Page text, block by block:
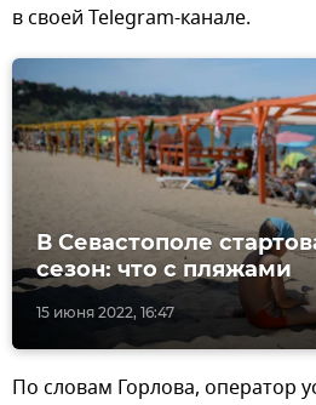
в своей Telegram-канале.
15 июня 2022, 16:47
В Севастополе
сезон: что с пляжами
По словам Горлова, оператор